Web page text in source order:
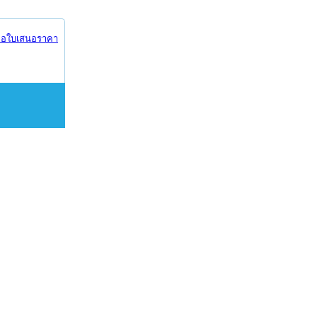
ใบเสนอราคา